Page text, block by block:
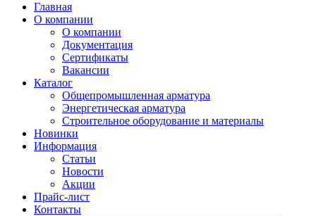
Главная
О компании
О компании
Документация
Сертификаты
Вакансии
Каталог
Общепромышленная арматура
Энергетическая арматура
Строительное оборудование и материалы
Новинки
Информация
Статьи
Новости
Акции
Прайс-лист
Контакты